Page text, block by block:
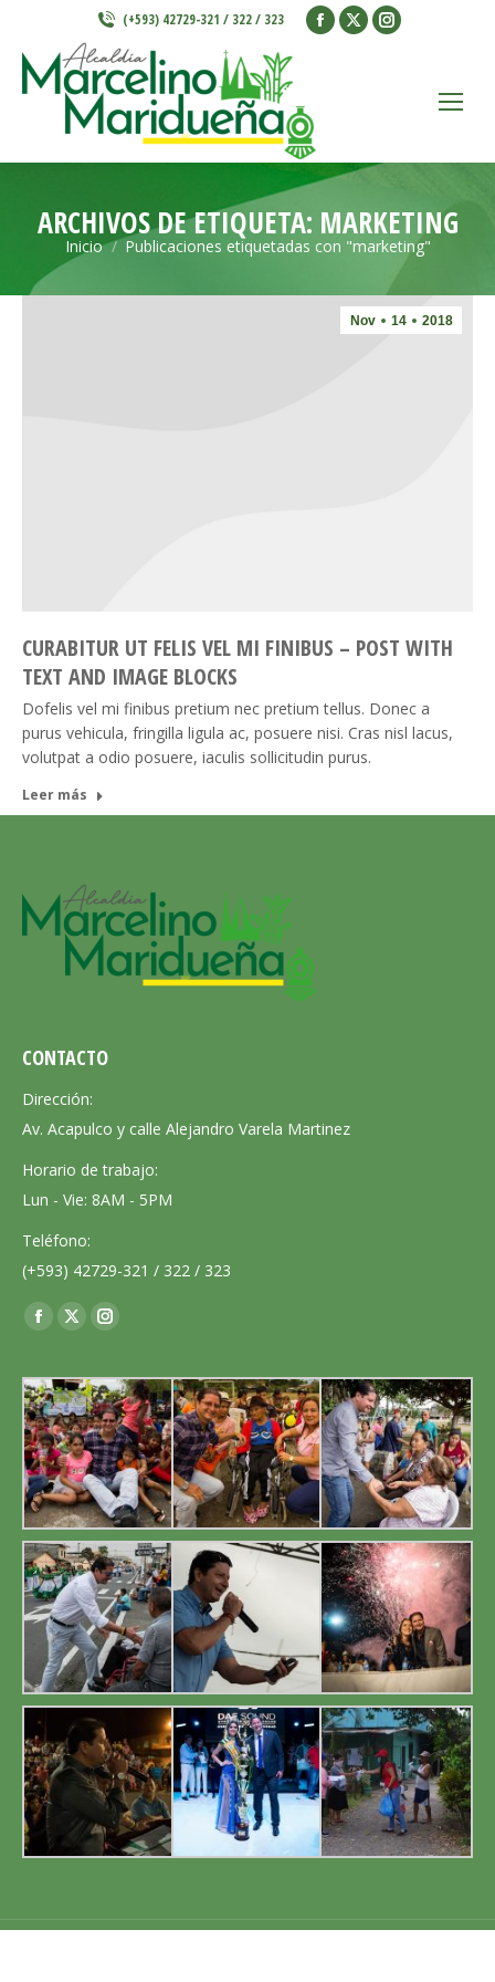
(+593) 42729-321 / 322 / 323
Facebook
window
X
window
Instagram
window
ARCHIVOS DE ETIQUETA: MARKETING
Estás aquí:
Inicio Publicaciones etiquetadas con "marketing"
Nov 14 2018
CURABITUR UT FELIS VEL MI FINIBUS – POST WITH
TEXT AND IMAGE BLOCKS
Dofelis vel mi finibus pretium nec pretium tellus. Donec a
purus vehicula, fringilla ligula ac, posuere nisi. Cras nisl lacus,
volutpat a odio posuere, iaculis sollicitudin purus.
Leer más
CONTACTO
Dirección:
Av. Acapulco y calle Alejandro Varela Martinez
Horario de trabajo:
Lun - Vie: 8AM - 5PM
Teléfono:
(+593) 42729-321 / 322 / 323
Encuéntranos en:
Facebook
opens
in
new
window
X
opens
in
new
window
Instagram
opens
in
new
window